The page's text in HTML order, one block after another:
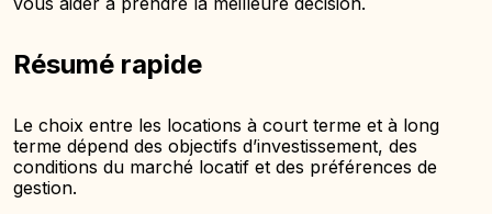
Résumé rapide
Le choix entre les locations à court terme et à long
terme dépend des objectifs d’investissement, des
conditions du marché locatif et des préférences de
gestion.